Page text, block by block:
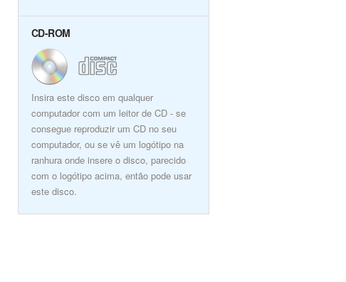
CD-ROM
Insira este disco em qualquer
computador com um leitor de CD - se
consegue reproduzir um CD no seu
computador, ou se vê um logótipo na
ranhura onde insere o disco, parecido
com o logótipo acima, então pode usar
este disco.